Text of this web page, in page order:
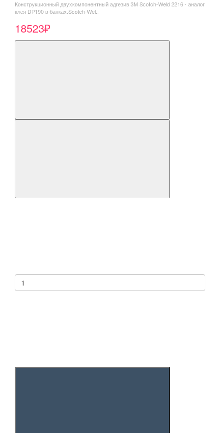
Конструкционный двухкомпонентный адгезив 3М Scotch-Weld 2216 - аналог
клея DP190 в банках.Scotch-Wel..
18523₽